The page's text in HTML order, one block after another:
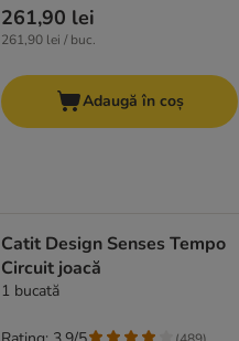
261,90 lei
261,90 lei / buc.
Adaugă în coș
Catit Design Senses Tempo
Circuit joacă
1 bucată